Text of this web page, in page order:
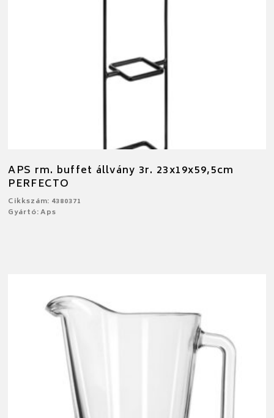
APS rm. buffet állvány 3r. 23x19x59,5cm
PERFECTO
Cikkszám: 4380371
Gyártó: Aps